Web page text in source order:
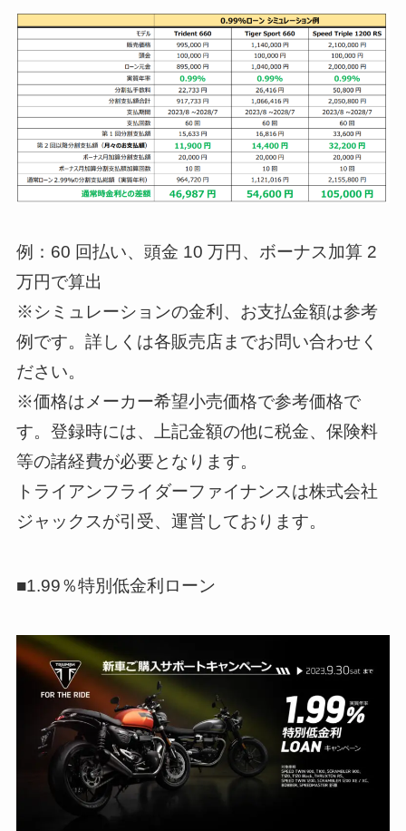
例：60 回払い、頭金 10 万円、ボーナス加算 2
万円で算出
※シミュレーションの金利、お支払金額は参考
例です。詳しくは各販売店までお問い合わせく
ださい。
※価格はメーカー希望小売価格で参考価格で
す。登録時には、上記金額の他に税金、保険料
等の諸経費が必要となります。
トライアンフライダーファイナンスは株式会社
ジャックスが引受、運営しております。
■1.99％特別低金利ローン